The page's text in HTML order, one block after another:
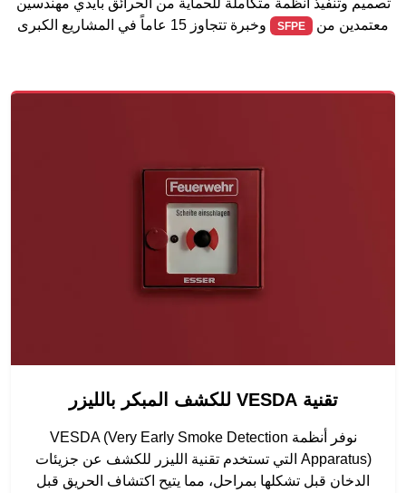
معتمدين من SFPE وخبرة تتجاوز 15 عاماً في المشاريع الكبرى
تقنية VESDA للكشف المبكر بالليزر
نوفر أنظمة VESDA (Very Early Smoke Detection
Apparatus) التي تستخدم تقنية الليزر للكشف عن جزيئات
الدخان قبل تشكلها بمراحل، مما يتيح اكتشاف الحريق قبل